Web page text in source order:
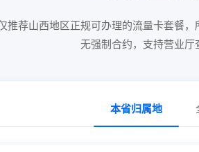
推荐山西地区正规可办理的流量卡套餐，
无强制合约，支持营业厅
本省归属地